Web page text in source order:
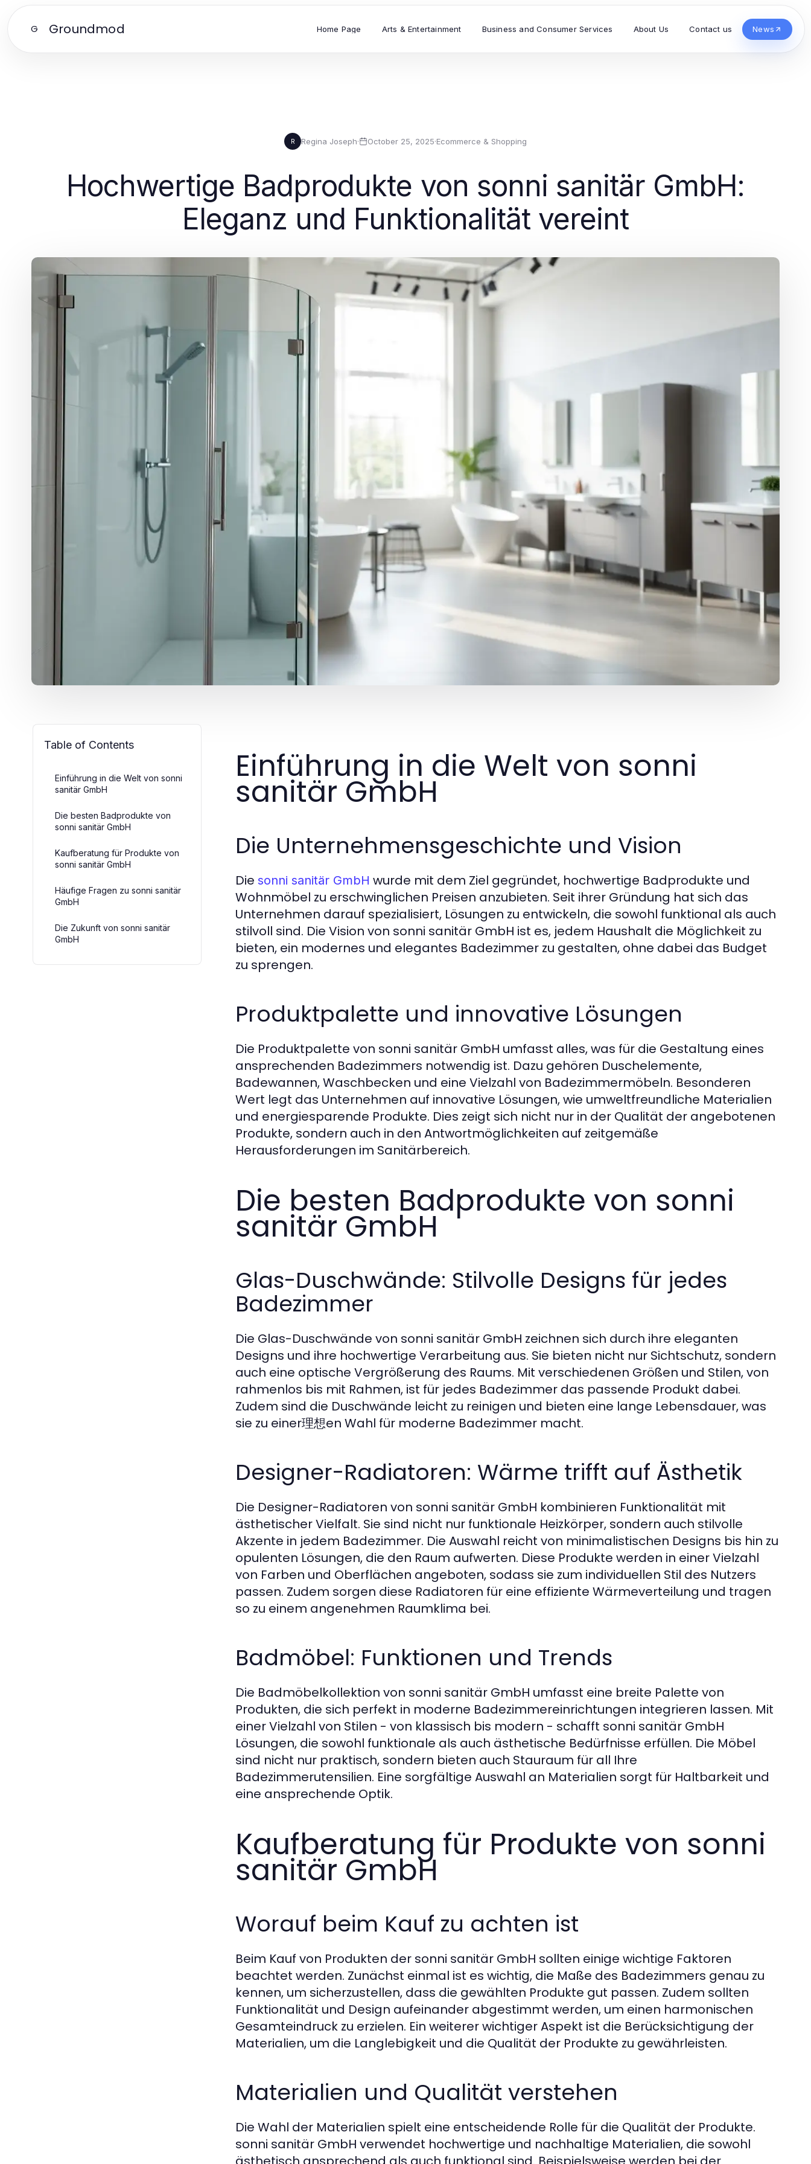
G Groundmod Home Page Arts & Entertainment Business and Consumer Services About Us Contact us News
R Regina Joseph· October 25, 2025·Ecommerce & Shopping
Hochwertige Badprodukte von sonni sanitär GmbH:
Eleganz und Funktionalität vereint
Table of Contents
Einführung in die Welt von sonni
sanitär GmbH
Die besten Badprodukte von
sonni sanitär GmbH
Kaufberatung für Produkte von
sonni sanitär GmbH
Häufige Fragen zu sonni sanitär
GmbH
Die Zukunft von sonni sanitär
GmbH
Einführung in die Welt von sonni
sanitär GmbH
Die Unternehmensgeschichte und Vision
Die sonni sanitär GmbH wurde mit dem Ziel gegründet, hochwertige Badprodukte und
Wohnmöbel zu erschwinglichen Preisen anzubieten. Seit ihrer Gründung hat sich das
Unternehmen darauf spezialisiert, Lösungen zu entwickeln, die sowohl funktional als auch
stilvoll sind. Die Vision von sonni sanitär GmbH ist es, jedem Haushalt die Möglichkeit zu
bieten, ein modernes und elegantes Badezimmer zu gestalten, ohne dabei das Budget
zu sprengen.
Produktpalette und innovative Lösungen
Die Produktpalette von sonni sanitär GmbH umfasst alles, was für die Gestaltung eines
ansprechenden Badezimmers notwendig ist. Dazu gehören Duschelemente,
Badewannen, Waschbecken und eine Vielzahl von Badezimmermöbeln. Besonderen
Wert legt das Unternehmen auf innovative Lösungen, wie umweltfreundliche Materialien
und energiesparende Produkte. Dies zeigt sich nicht nur in der Qualität der angebotenen
Produkte, sondern auch in den Antwortmöglichkeiten auf zeitgemäße
Herausforderungen im Sanitärbereich.
Die besten Badprodukte von sonni
sanitär GmbH
Glas-Duschwände: Stilvolle Designs für jedes
Badezimmer
Die Glas-Duschwände von sonni sanitär GmbH zeichnen sich durch ihre eleganten
Designs und ihre hochwertige Verarbeitung aus. Sie bieten nicht nur Sichtschutz, sondern
auch eine optische Vergrößerung des Raums. Mit verschiedenen Größen und Stilen, von
rahmenlos bis mit Rahmen, ist für jedes Badezimmer das passende Produkt dabei.
Zudem sind die Duschwände leicht zu reinigen und bieten eine lange Lebensdauer, was
sie zu einer理想en Wahl für moderne Badezimmer macht.
Designer-Radiatoren: Wärme trifft auf Ästhetik
Die Designer-Radiatoren von sonni sanitär GmbH kombinieren Funktionalität mit
ästhetischer Vielfalt. Sie sind nicht nur funktionale Heizkörper, sondern auch stilvolle
Akzente in jedem Badezimmer. Die Auswahl reicht von minimalistischen Designs bis hin zu
opulenten Lösungen, die den Raum aufwerten. Diese Produkte werden in einer Vielzahl
von Farben und Oberflächen angeboten, sodass sie zum individuellen Stil des Nutzers
passen. Zudem sorgen diese Radiatoren für eine effiziente Wärmeverteilung und tragen
so zu einem angenehmen Raumklima bei.
Badmöbel: Funktionen und Trends
Die Badmöbelkollektion von sonni sanitär GmbH umfasst eine breite Palette von
Produkten, die sich perfekt in moderne Badezimmereinrichtungen integrieren lassen. Mit
einer Vielzahl von Stilen - von klassisch bis modern - schafft sonni sanitär GmbH
Lösungen, die sowohl funktionale als auch ästhetische Bedürfnisse erfüllen. Die Möbel
sind nicht nur praktisch, sondern bieten auch Stauraum für all Ihre
Badezimmerutensilien. Eine sorgfältige Auswahl an Materialien sorgt für Haltbarkeit und
eine ansprechende Optik.
Kaufberatung für Produkte von sonni
sanitär GmbH
Worauf beim Kauf zu achten ist
Beim Kauf von Produkten der sonni sanitär GmbH sollten einige wichtige Faktoren
beachtet werden. Zunächst einmal ist es wichtig, die Maße des Badezimmers genau zu
kennen, um sicherzustellen, dass die gewählten Produkte gut passen. Zudem sollten
Funktionalität und Design aufeinander abgestimmt werden, um einen harmonischen
Gesamteindruck zu erzielen. Ein weiterer wichtiger Aspekt ist die Berücksichtigung der
Materialien, um die Langlebigkeit und die Qualität der Produkte zu gewährleisten.
Materialien und Qualität verstehen
Die Wahl der Materialien spielt eine entscheidende Rolle für die Qualität der Produkte.
sonni sanitär GmbH verwendet hochwertige und nachhaltige Materialien, die sowohl